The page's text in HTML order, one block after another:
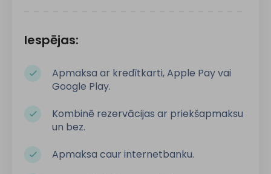
Iespējas:
Apmaksa ar kredītkarti, Apple Pay vai
Google Play.
Kombinē rezervācijas ar priekšapmaksu
un bez.
Apmaksa caur internetbanku.